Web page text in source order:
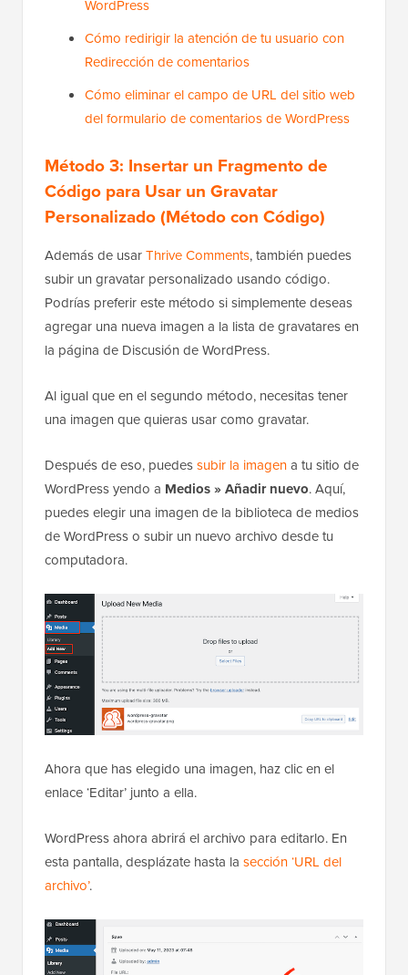
WordPress
Cómo redirigir la atención de tu usuario con
Redirección de comentarios
Cómo eliminar el campo de URL del sitio web
del formulario de comentarios de WordPress
Método 3: Insertar un Fragmento de
Código para Usar un Gravatar
Personalizado (Método con Código)
Además de usarThrive Comments, también puedes
subir un gravatar personalizado usando código.
Podrías preferir este método si simplemente deseas
agregar una nueva imagen a la lista de gravatares en
la página de Discusión de WordPress.
Al igual que en el segundo método, necesitas tener
una imagen que quieras usar como gravatar.
Después de eso, puedessubir la imagena tu sitio de
WordPress yendo a Medios » Añadir nuevo. Aquí,
puedes elegir una imagen de la biblioteca de medios
de WordPress o subir un nuevo archivo desde tu
computadora.
Ahora que has elegido una imagen, haz clic en el
enlace ‘Editar’ junto a ella.
WordPress ahora abrirá el archivo para editarlo. En
esta pantalla, desplázate hasta la sección ‘URL del
archivo’.